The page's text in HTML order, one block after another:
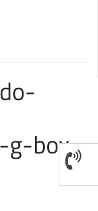
g-box-